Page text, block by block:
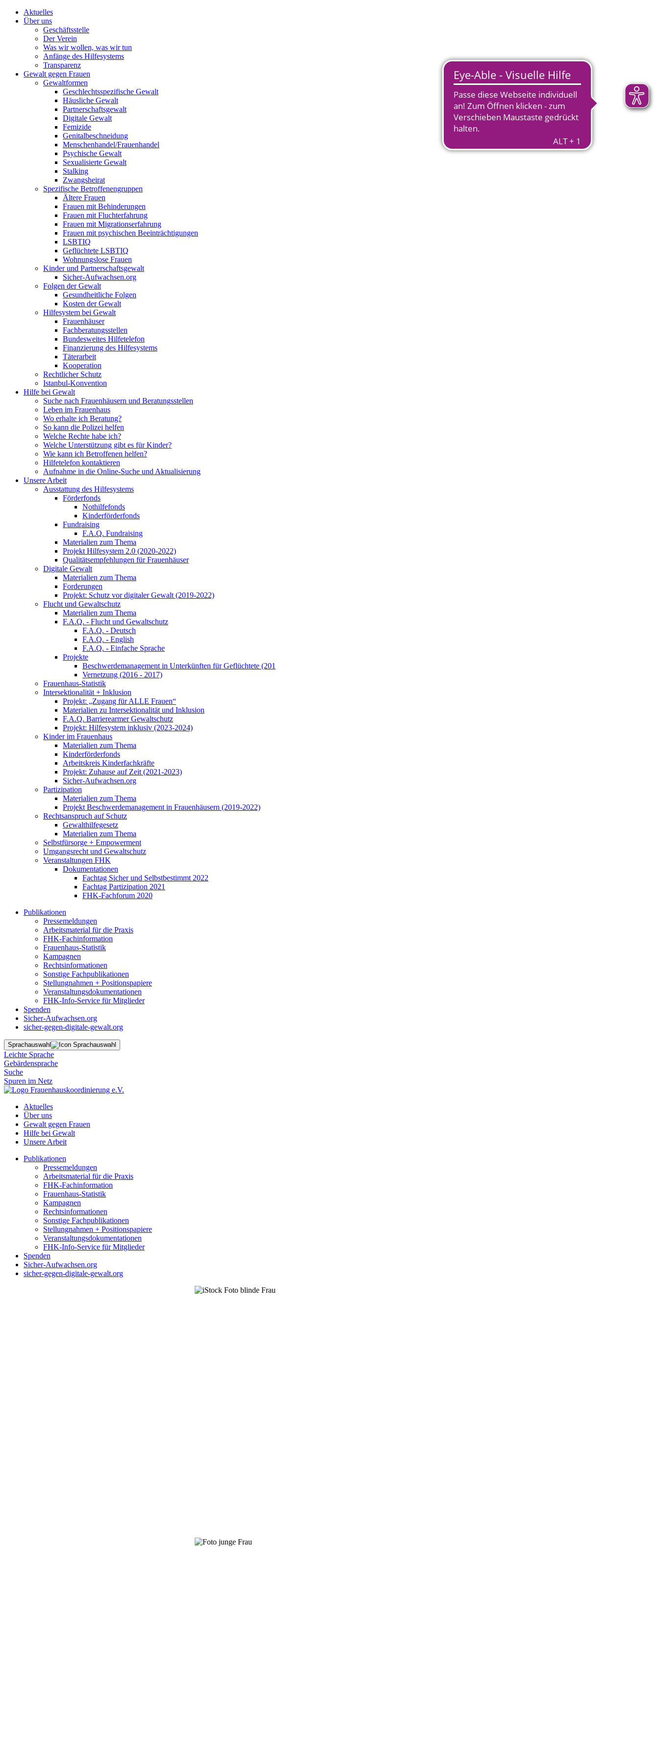
Aktuelles
Über uns
Geschäftsstelle
Der Verein
Was wir wollen, was wir tun
Anfänge des Hilfesystems
Transparenz
Gewalt gegen Frauen
Gewaltformen
Geschlechtsspezifische Gewalt
Häusliche Gewalt
Partnerschaftsgewalt
Digitale Gewalt
Femizide
Genitalbeschneidung
Menschenhandel/Frauenhandel
Psychische Gewalt
Sexualisierte Gewalt
Stalking
Zwangsheirat
Spezifische Betroffenengruppen
Ältere Frauen
Frauen mit Behinderungen
Frauen mit Fluchterfahrung
Frauen mit Migrationserfahrung
Frauen mit psychischen Beeinträchtigungen
LSBTIQ
Geflüchtete LSBTIQ
Wohnungslose Frauen
Kinder und Partnerschaftsgewalt
Sicher-Aufwachsen.org
Folgen der Gewalt
Gesundheitliche Folgen
Kosten der Gewalt
Hilfesystem bei Gewalt
Frauenhäuser
Fachberatungsstellen
Bundesweites Hilfetelefon
Finanzierung des Hilfesystems
Täterarbeit
Kooperation
Rechtlicher Schutz
Istanbul-Konvention
Hilfe bei Gewalt
Suche nach Frauenhäusern und Beratungsstellen
Leben im Frauenhaus
Wo erhalte ich Beratung?
So kann die Polizei helfen
Welche Rechte habe ich?
Welche Unterstützung gibt es für Kinder?
Wie kann ich Betroffenen helfen?
Hilfetelefon kontaktieren
Aufnahme in die Online-Suche und Aktualisierung
Unsere Arbeit
Ausstattung des Hilfesystems
Förderfonds
Nothilfefonds
Kinderförderfonds
Fundraising
F.A.Q. Fundraising
Materialien zum Thema
Projekt Hilfesystem 2.0 (2020-2022)
Qualitätsempfehlungen für Frauenhäuser
Digitale Gewalt
Materialien zum Thema
Forderungen
Projekt: Schutz vor digitaler Gewalt (2019-2022)
Flucht und Gewaltschutz
Materialien zum Thema
F.A.Q. - Flucht und Gewaltschutz
F.A.Q. - Deutsch
F.A.Q. - English
F.A.Q. - Einfache Sprache
Projekte
Beschwerdemanagement in Unterkünften für Geflüchtete (201
Vernetzung (2016 - 2017)
Frauenhaus-Statistik
Intersektionalität + Inklusion
Projekt: „Zugang für ALLE Frauen“
Materialien zu Intersektionalität und Inklusion
F.A.Q. Barrierearmer Gewaltschutz
Projekt: Hilfesystem inklusiv (2023-2024)
Kinder im Frauenhaus
Materialien zum Thema
Kinderförderfonds
Arbeitskreis Kinderfachkräfte
Projekt: Zuhause auf Zeit (2021-2023)
Sicher-Aufwachsen.org
Partizipation
Materialien zum Thema
Projekt Beschwerdemanagement in Frauenhäusern (2019-2022)
Rechtsanspruch auf Schutz
Gewalthilfegesetz
Materialien zum Thema
Selbstfürsorge + Empowerment
Umgangsrecht und Gewaltschutz
Veranstaltungen FHK
Dokumentationen
Fachtag Sicher und Selbstbestimmt 2022
Fachtag Partizipation 2021
FHK-Fachforum 2020
Publikationen
Pressemeldungen
Arbeitsmaterial für die Praxis
FHK-Fachinformation
Frauenhaus-Statistik
Kampagnen
Rechtsinformationen
Sonstige Fachpublikationen
Stellungnahmen + Positionspapiere
Veranstaltungsdokumentationen
FHK-Info-Service für Mitglieder
Spenden
Sicher-Aufwachsen.org
sicher-gegen-digitale-gewalt.org
Sprachauswahl
Leichte Sprache
Gebärdensprache
Suche
Spuren im Netz
Aktuelles
Über uns
Gewalt gegen Frauen
Hilfe bei Gewalt
Unsere Arbeit
Publikationen
Pressemeldungen
Arbeitsmaterial für die Praxis
FHK-Fachinformation
Frauenhaus-Statistik
Kampagnen
Rechtsinformationen
Sonstige Fachpublikationen
Stellungnahmen + Positionspapiere
Veranstaltungsdokumentationen
FHK-Info-Service für Mitglieder
Spenden
Sicher-Aufwachsen.org
sicher-gegen-digitale-gewalt.org